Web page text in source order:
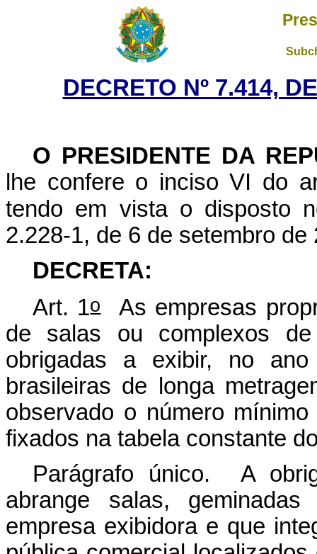
DECRETO Nº 7.414,
O PRESIDENTE DA
lhe confere o inciso VI do
tendo em vista o disposto
2.228-1, de 6 de setembro de
DECRETA:
Art. 1oAs empresas
de salas ou complexos
obrigadas a exibir, no ano
brasileiras de longa
observado o número
fixados na tabela constante
Parágrafo único. A
abrange salas,
empresa exibidora e que